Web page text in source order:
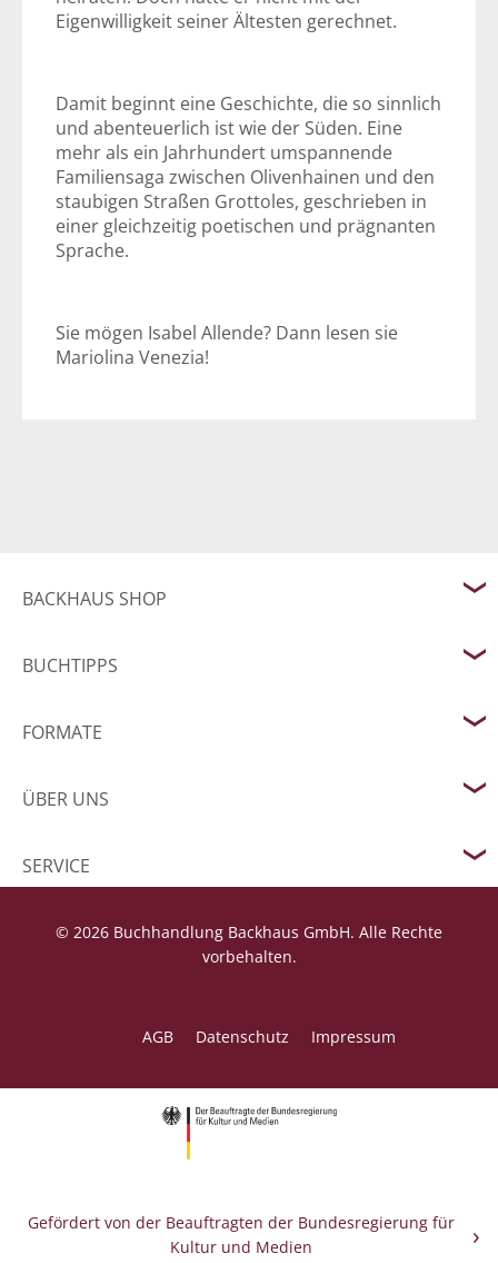
Eigenwilligkeit seiner Ältesten gerechnet.
Damit beginnt eine Geschichte, die so sinnlich
und abenteuerlich ist wie der Süden. Eine
mehr als ein Jahrhundert umspannende
Familiensaga zwischen Olivenhainen und den
staubigen Straßen Grottoles, geschrieben in
einer gleichzeitig poetischen und prägnanten
Sprache.
Sie mögen Isabel Allende? Dann lesen sie
Mariolina Venezia!
BACKHAUS SHOP
BUCHTIPPS
FORMATE
ÜBER UNS
SERVICE
© 2026 Buchhandlung Backhaus GmbH. Alle Rechte
vorbehalten.
AGB Datenschutz Impressum
Gefördert von der Beauftragten der Bundesregierung für
Kultur und Medien